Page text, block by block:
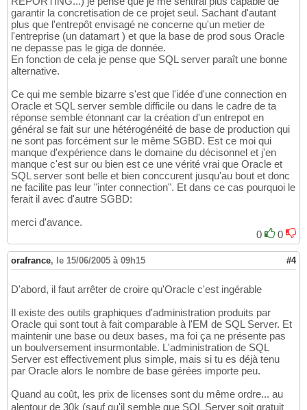
garantir la concretisation de ce projet seul. Sachant d'autant
plus que l'entrepôt envisagé ne concerne qu'un metier de
l'entreprise (un datamart ) et que la base de prod sous Oracle
ne depasse pas le giga de donnée.
En fonction de cela je pense que SQL server paraît une bonne
alternative.
Ce qui me semble bizarre s'est que l'idée d'une connection en
Oracle et SQL server semble difficile ou dans le cadre de ta
réponse semble étonnant car la création d'un entrepot en
général se fait sur une hétérogénéité de base de production qui
ne sont pas forcément sur le même SGBD. Est ce moi qui
manque d'expérience dans le domaine du décisonnel et j'en
manque c'est sur ou bien est ce une vérité vrai que Oracle et
SQL server sont belle et bien conccurent jusqu'au bout et donc
ne facilite pas leur "inter connection". Et dans ce cas pourquoi le
ferait il avec d'autre SGBD:
merci d'avance.
0
0
orafrance, le 15/06/2005 à 09h15 #4
D'abord, il faut arrêter de croire qu'Oracle c'est ingérable
Il existe des outils graphiques d'administration produits par
Oracle qui sont tout à fait comparable à l'EM de SQL Server. Et
maintenir une base ou deux bases, ma foi ça ne présente pas
un boulversement insurmontable. L'administration de SQL
Server est effectivement plus simple, mais si tu es déjà tenu
par Oracle alors le nombre de base gérées importe peu.
Quand au coût, les prix de licenses sont du même ordre... au
alentour de 30k (sauf qu'il semble que SQL Server soit gratuit